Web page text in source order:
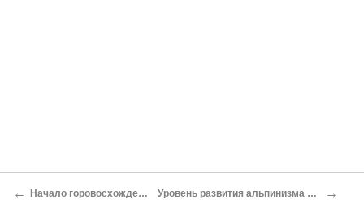
← Начало горовосхождений в России Уровень развития альпинизма в России к 1914 г. →